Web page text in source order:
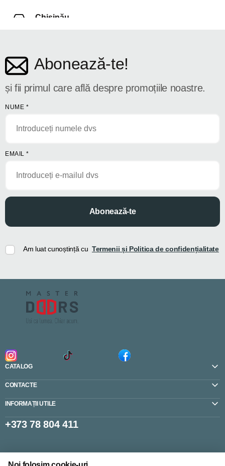
Chișinău
Abonează-te!
și fii primul care află despre promoțiile noastre.
NUME *
EMAIL *
Abonează-te
Am luat cunoștință cu Termenii și Politica de confidențialitate
CATALOG
CONTACTE
INFORMAȚII UTILE
+373 78 804 411
Setări cookie-uri